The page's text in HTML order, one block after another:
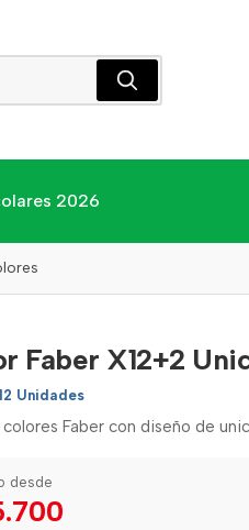
2026
Faber X12+2
Unidades
Faber con diseño de
desde